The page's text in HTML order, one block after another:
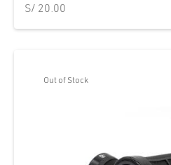
S/ 20.00
Out of Stock